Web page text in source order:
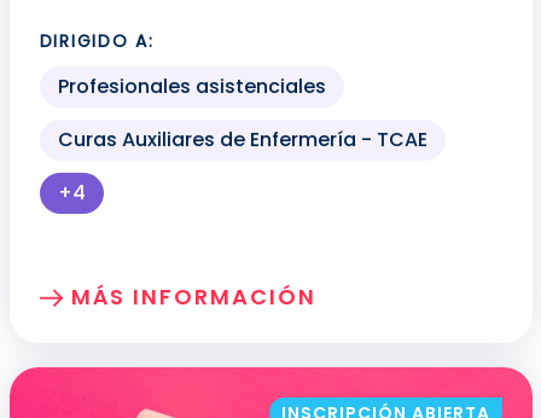
DIRIGIDO A:
Profesionales asistenciales
Curas Auxiliares de Enfermería - TCAE
+4
Más perfiles profesionales disponibles para
MÁS INFORMACIÓN
SOBRE: ABORDAJE Y DETECCIÓN DE
INSCRIPCIÓN ABIERTA